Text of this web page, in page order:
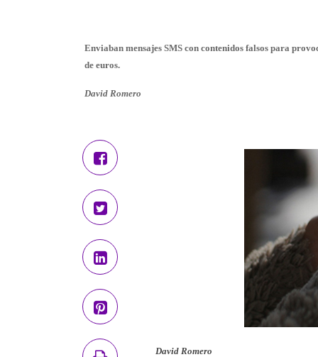
Enviaban mensajes SMS con contenidos falsos para
de euros.
David Romero
David Romero